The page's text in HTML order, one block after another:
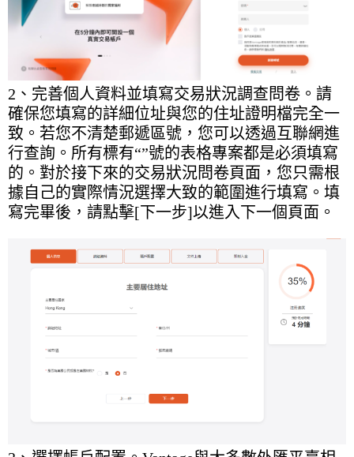
2、完善個人資料並填寫交易狀況調查問卷。請
確保您填寫的詳細位址與您的住址證明檔完全一
致。若您不清楚郵遞區號，您可以透過互聯網進
行查詢。所有標有“”號的表格專案都是必須填寫
的。對於接下來的交易狀況問卷頁面，您只需根
據自己的實際情況選擇大致的範圍進行填寫。填
寫完畢後，請點擊[下一步]以進入下一個頁面。